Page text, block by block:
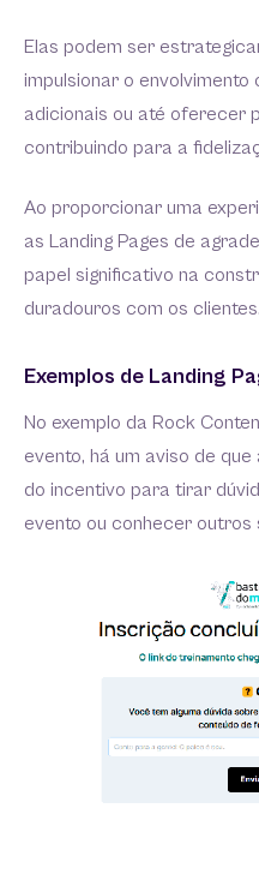
Elas podem ser
impulsionar o
adicionais ou até oferecer
contribuindo para a
Ao proporcionar uma
as Landing Pages de
papel significativo na
duradouros com os clientes.
Exemplos de Landing
No exemplo da Rock
evento, há um aviso de
do incentivo para tirar
evento ou conhecer